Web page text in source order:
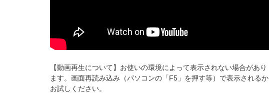
【動画再生について】お使いの環境によって表示されない場合があり
ます。画面再読み込み（パソコンの「F5」を押す等）で表示されるか
お試しください。